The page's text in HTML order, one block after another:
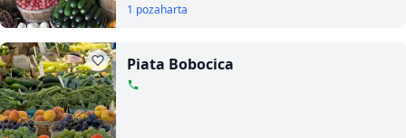
1 pozaharta
Piata Bobocica